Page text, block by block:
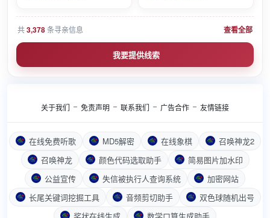
共3,378条寻亲信息 查看全部
我要提供线索
关于我们 免责声明 联系我们 广告合作 友情链接
在线免费听歌 MD5解密 在线象棋
召唤神龙2
召唤神龙
颜色代码选取助手
简易图片加水印
公益宣传
失信被执行人查询系统
加密网站
长尾关键词挖掘工具
音频剪切助手
双色球随机出号